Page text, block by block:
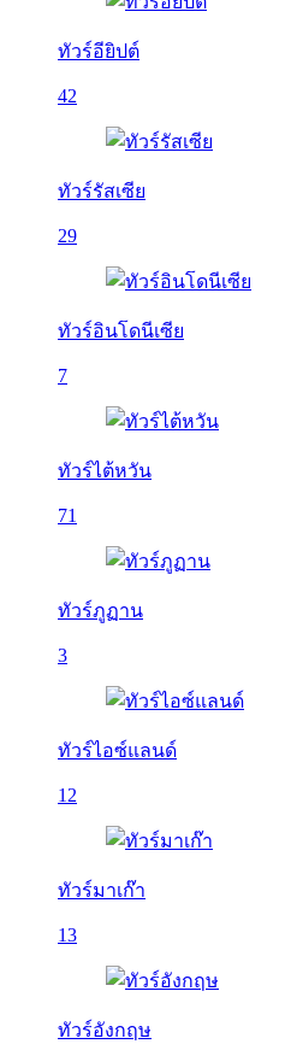
ทัวร์อียิปต์
42
ทัวร์รัสเซีย
29
ทัวร์อินโดนีเซีย
7
ทัวร์ไต้หวัน
71
ทัวร์ภูฏาน
3
ทัวร์ไอซ์แลนด์
12
ทัวร์มาเก๊า
13
ทัวร์อังกฤษ